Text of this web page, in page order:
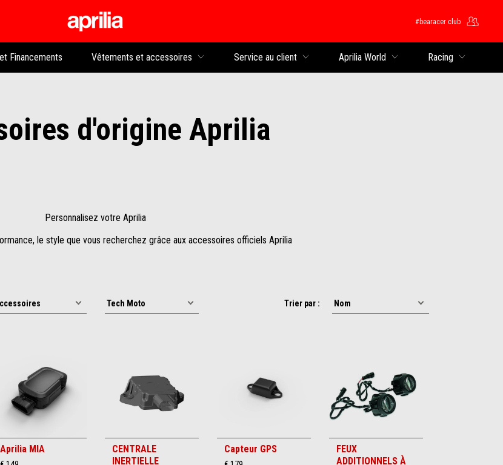
#bearacer club
Financements Vêtements et accessoires Service au client Aprilia World Racing
d'origine Aprilia
Personnalisez votre Aprilia
le style que vous recherchez grâce aux accessoires officiels Aprilia
Trier par :
Aprilia MIA
CENTRALE
INERTIELLE
Capteur GPS
FEUX
ADDITIONNELS À